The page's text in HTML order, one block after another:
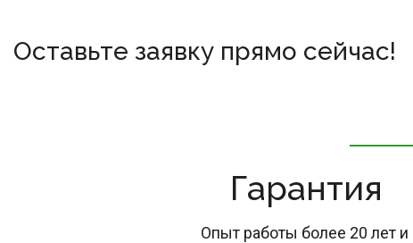
Оставьте заявку прямо сейчас!
Гарантия
Опыт работы более 20 лет и